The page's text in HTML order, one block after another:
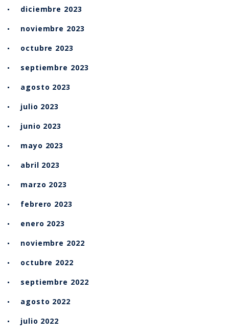
diciembre 2023
noviembre 2023
octubre 2023
septiembre 2023
agosto 2023
julio 2023
junio 2023
mayo 2023
abril 2023
marzo 2023
febrero 2023
enero 2023
noviembre 2022
octubre 2022
septiembre 2022
agosto 2022
julio 2022